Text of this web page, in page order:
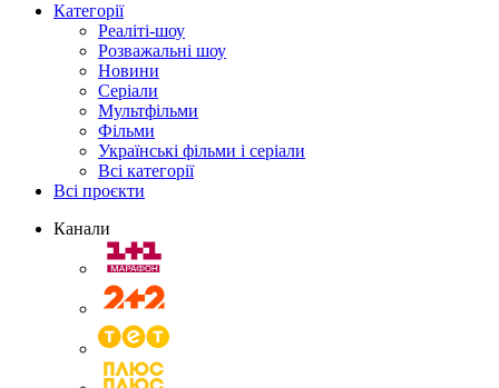
Категорії
Реаліті-шоу
Розважальні шоу
Новини
Серіали
Мультфільми
Фільми
Українські фільми і серіали
Всі категорії
Всі проєкти
Канали